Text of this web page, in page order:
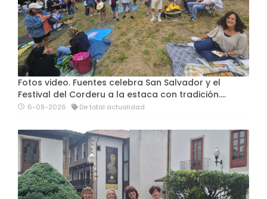
Fotos video. Fuentes celebra San Salvador y el
Festival del Corderu a la estaca con tradición....
6-08-2026 De total actualidad